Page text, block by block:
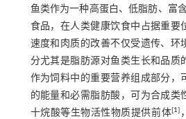
鱼类作为一种高蛋白、低脂肪、富
食品，在人类健康饮食中占据重要
速度和肉质的改善不仅受遗传、环
分尤其是脂肪源对鱼类生长和品质
作为饲料中的重要营养组成部分，
的能量和必需脂肪酸，可为合成类
十烷酸等生物活性物质提供前体[1]